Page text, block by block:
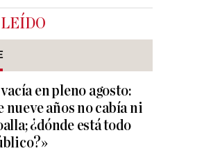
en pleno agosto:
nueve años no cabía ni
¿dónde está todo